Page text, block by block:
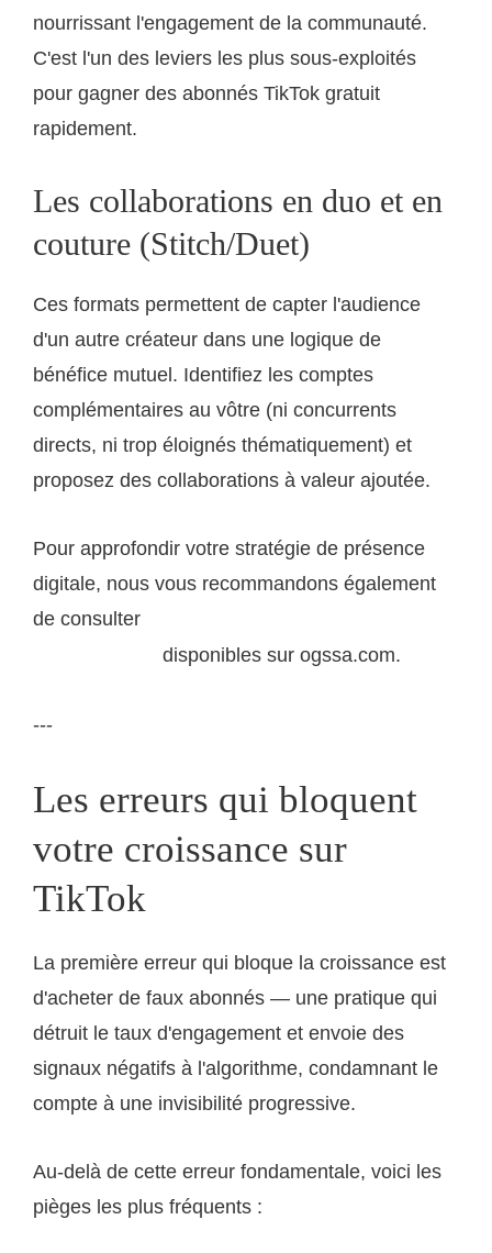
nourrissant l'engagement de la communauté.
C'est l'un des leviers les plus sous-exploités
pour gagner des abonnés TikTok gratuit
rapidement.
Les collaborations en duo et en
couture (Stitch/Duet)
Ces formats permettent de capter l'audience
d'un autre créateur dans une logique de
bénéfice mutuel. Identifiez les comptes
complémentaires au vôtre (ni concurrents
directs, ni trop éloignés thématiquement) et
proposez des collaborations à valeur ajoutée.
Pour approfondir votre stratégie de présence
digitale, nous vous recommandons également
de consulter
disponibles sur ogssa.com.
---
Les erreurs qui bloquent
votre croissance sur
TikTok
La première erreur qui bloque la croissance est
d'acheter de faux abonnés — une pratique qui
détruit le taux d'engagement et envoie des
signaux négatifs à l'algorithme, condamnant le
compte à une invisibilité progressive.
Au-delà de cette erreur fondamentale, voici les
pièges les plus fréquents :